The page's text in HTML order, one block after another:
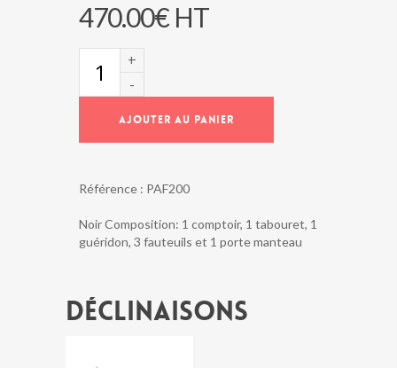
470.00€ HT
AJOUTER AU PANIER
Référence : PAF200
Noir Composition: 1 comptoir, 1 tabouret, 1
guéridon, 3 fauteuils et 1 porte manteau
Déclinaisons